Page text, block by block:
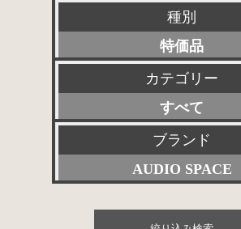
種別
特価品
新品
特選アクセサリー
委託販売品
その他委託販売品
カテゴリー
すべて
プリアンプ
パワーアンプ
プリメインアンプ
ブランド
AUDIO SPACE